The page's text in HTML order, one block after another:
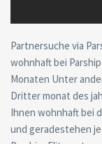
Partnersuche via
wohnhaft bei
Monaten Unter
Dritter monat des
Ihnen wohnhaft bei
und geradestehen